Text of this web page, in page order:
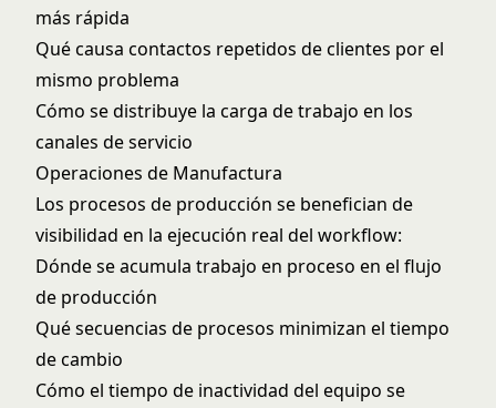
más rápida
Qué causa contactos repetidos de clientes por el
mismo problema
Cómo se distribuye la carga de trabajo en los
canales de servicio
Operaciones de Manufactura
Los procesos de producción se benefician de
visibilidad en la ejecución real del workflow:
Dónde se acumula trabajo en proceso en el flujo
de producción
Qué secuencias de procesos minimizan el tiempo
de cambio
Cómo el tiempo de inactividad del equipo se